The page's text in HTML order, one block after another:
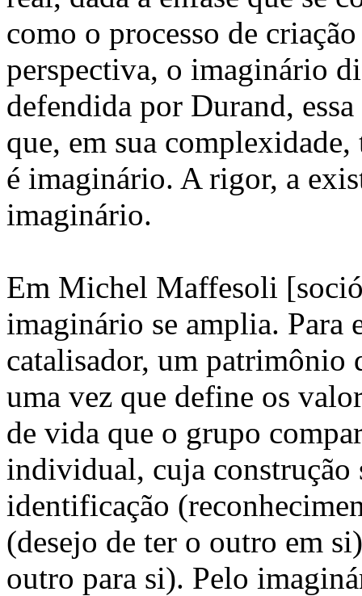
como o processo de
perspectiva, o imaginário
defendida por Durand,
que, em sua
é imaginário. A rigor, a
imaginário.
Em Michel Maffesoli
imaginário se amplia. Para
catalisador, um patrimônio
uma vez que define os
de vida que o grupo
individual, cuja construção
identificação
(desejo de ter o outro em
outro para si). Pelo